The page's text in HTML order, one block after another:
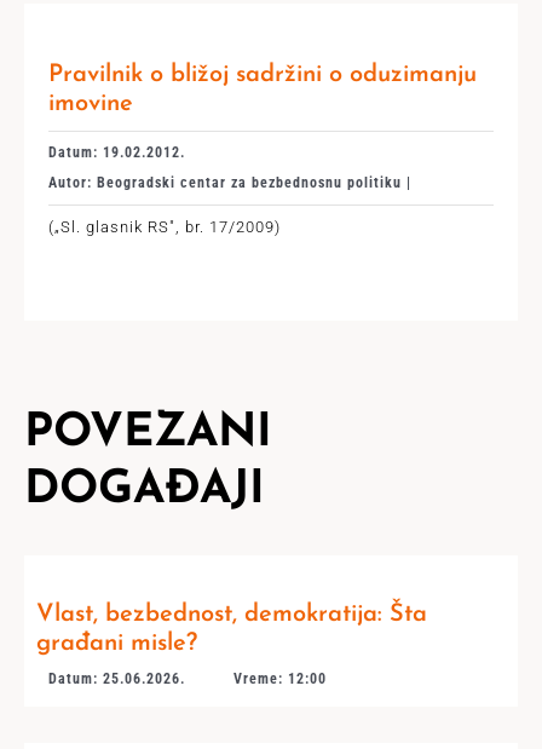
Pravilnik o bližoj sadržini o oduzimanju
imovine
Datum: 19.02.2012.
Autor: Beogradski centar za bezbednosnu politiku |
(„Sl. glasnik RS", br. 17/2009)
POVEZANI
DOGAĐAJI
Vlast, bezbednost, demokratija: Šta
građani misle?
Datum: 25.06.2026. Vreme: 12:00